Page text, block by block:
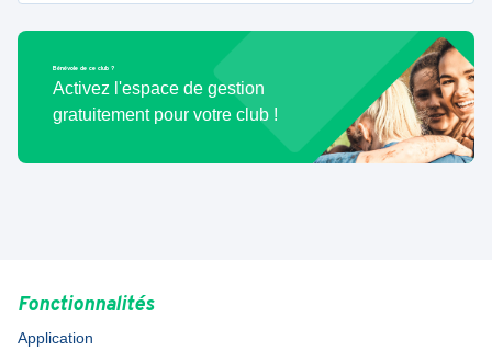
Bénévole de ce club ?
Activez l'espace de gestion
gratuitement pour votre club !
Fonctionnalités
Application